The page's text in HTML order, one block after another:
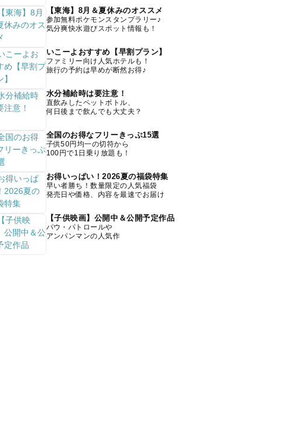
【東海】8月＆夏休みのオススメ
参加無料ポケモンスタンプラリー♪
気分爽快水遊びスポット情報も！
いこーよおすすめ【早割プラン】
ファミリー向け人気ホテルも！
旅行の予約は早めが断然お得♪
水分補給時は要注意！
直飲みしたペットボトル、
何日後まで飲んでも大丈夫？
全国のお得なフリーきっぷ15選
子供50円均一の切符から
100円で1日乗り放題も！
お得いっぱい！2026夏の福袋特集
早い者勝ち！数量限定の人気福袋
発売日や価格、内容を最速でお届け
【子供映画】公開中＆公開予定作品
パウ・パトロールや
アンパンマンの人気作